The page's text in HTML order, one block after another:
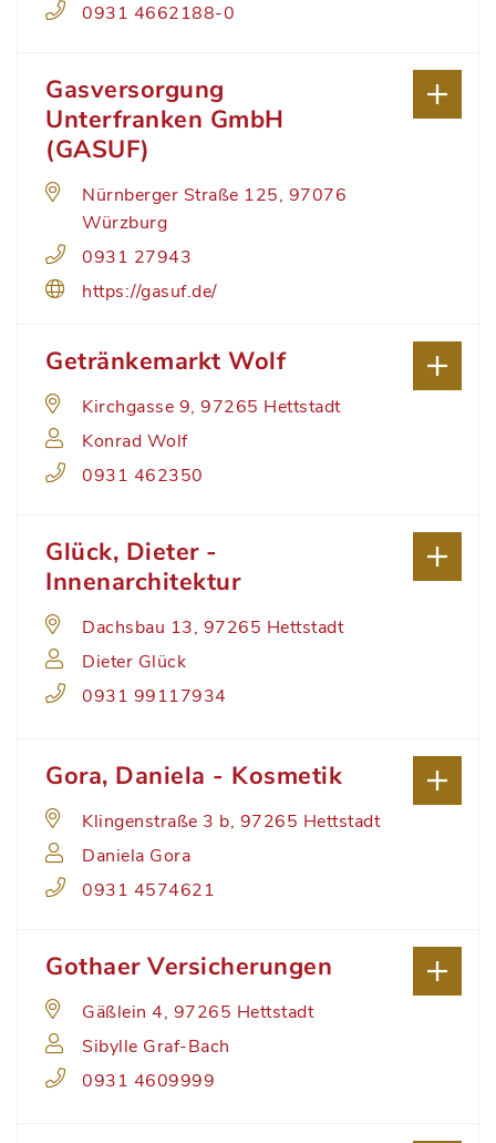
0931 4662188-0
Gasversorgung
Unterfranken GmbH
(GASUF)
Nürnberger Straße 125, 97076
Würzburg
0931 27943
https://gasuf.de/
Getränkemarkt Wolf
Kirchgasse 9, 97265 Hettstadt
Konrad Wolf
0931 462350
Glück, Dieter -
Innenarchitektur
Dachsbau 13, 97265 Hettstadt
Dieter Glück
0931 99117934
Gora, Daniela - Kosmetik
Klingenstraße 3 b, 97265 Hettstadt
Daniela Gora
0931 4574621
Gothaer Versicherungen
Gäßlein 4, 97265 Hettstadt
Sibylle Graf-Bach
0931 4609999